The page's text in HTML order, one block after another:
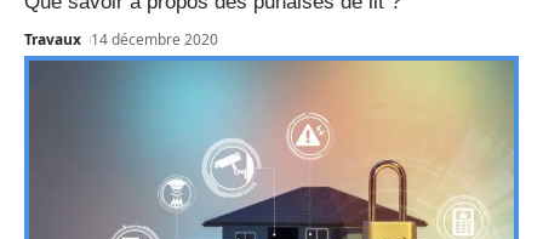
Travaux 14 décembre 2020